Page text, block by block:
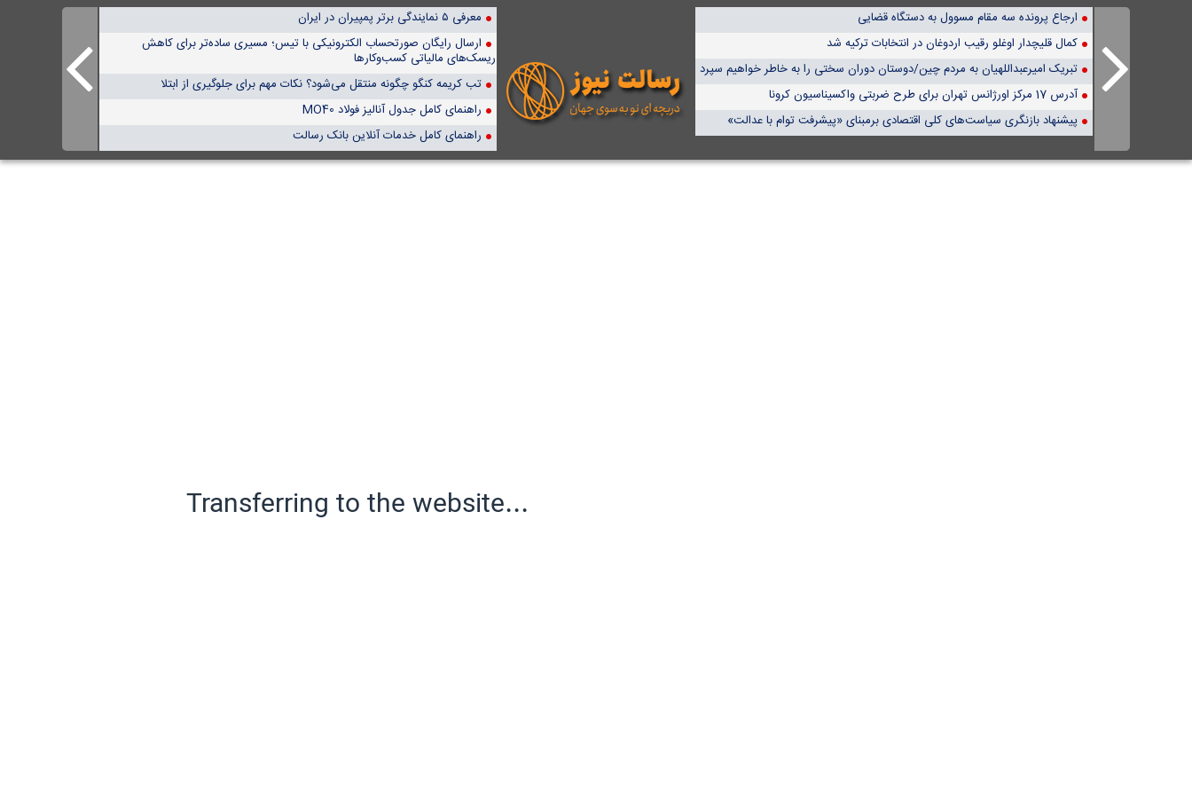
ارجاع پرونده سه مقام مسوول به دستگاه قضایی
کمال قلیچدار اوغلو رقیب اردوغان در انتخابات ترکیه شد
تبریک امیرعبداللهیان به مردم چین/دوستان دوران سختی را به خاطر خواهیم سپرد
آدرس 17 مرکز اورژانس تهران برای طرح ضربتی واکسیناسیون کرونا
پیشنهاد بازنگری سیاست‌های کلی اقتصادی برمبنای «پیشرفت توام با عدالت»
معرفی ۵ نمایندگی برتر پمپیران در ایران
ارسال رایگان صورتحساب الکترونیکی با تیس؛ مسیری ساده‌تر برای کاهش
ریسک‌های مالیاتی کسب‌وکارها
تب کریمه کنگو چگونه منتقل می‌شود؟ نکات مهم برای جلوگیری از ابتلا
راهنمای کامل جدول آنالیز فولاد MO40
راهنمای کامل خدمات آنلاین بانک رسالت